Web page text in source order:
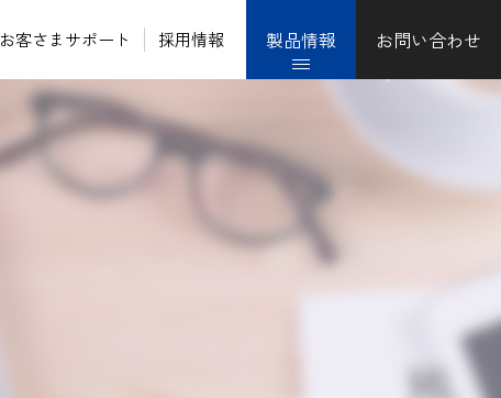
お客さまサポート 採用情報 製品情報 お問い合わせ